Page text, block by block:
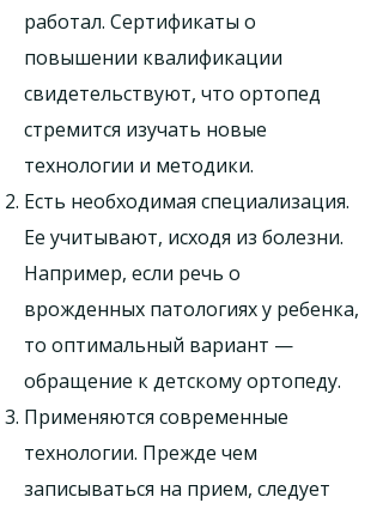
работал. Сертификаты о
повышении квалификации
свидетельствуют, что ортопед
стремится изучать новые
технологии и методики.
Есть необходимая специализация.
Ее учитывают, исходя из болезни.
Например, если речь о
врожденных патологиях у ребенка,
то оптимальный вариант —
обращение к детскому ортопеду.
Применяются современные
технологии. Прежде чем
записываться на прием, следует